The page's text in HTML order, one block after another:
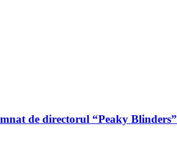
de directorul “Peaky Blinders”